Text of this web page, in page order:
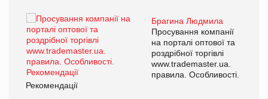
Брагина Людмила
Просування компанії
на порталі оптової та
роздрібної торгівлі
www.trademaster.ua.
правила. Особливості.
Рекомендації